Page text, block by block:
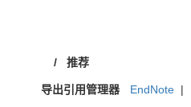
/推荐
导出引用管理器 EndNote |